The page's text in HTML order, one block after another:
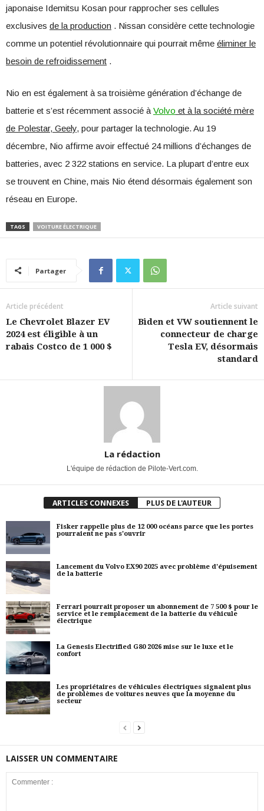
japonaise Idemitsu Kosan pour rapprocher ses cellules
exclusives de la production . Nissan considère cette technologie
comme un potentiel révolutionnaire qui pourrait même éliminer le
besoin de refroidissement .
Nio en est également à sa troisième génération d’échange de
batterie et s’est récemment associé à Volvo et à la société mère
de Polestar, Geely, pour partager la technologie. Au 19
décembre, Nio affirme avoir effectué 24 millions d’échanges de
batteries, avec 2 322 stations en service. La plupart d’entre eux
se trouvent en Chine, mais Nio étend désormais également son
réseau en Europe.
TAGS VOITURE ÉLECTRIQUE
Partager
Article précédent
Le Chevrolet Blazer EV
2024 est éligible à un
rabais Costco de 1 000 $
Article suivant
Biden et VW soutiennent le
connecteur de charge
Tesla EV, désormais
standard
La rédaction
L'équipe de rédaction de Pilote-Vert.com.
ARTICLES CONNEXES PLUS DE L'AUTEUR
Fisker rappelle plus de 12 000 océans parce que les portes
pourraient ne pas s'ouvrir
Lancement du Volvo EX90 2025 avec problème d'épuisement
de la batterie
Ferrari pourrait proposer un abonnement de 7 500 $ pour le
service et le remplacement de la batterie du véhicule
électrique
La Genesis Electrified G80 2026 mise sur le luxe et le
confort
Les propriétaires de véhicules électriques signalent plus
de problèmes de voitures neuves que la moyenne du
secteur
LAISSER UN COMMENTAIRE